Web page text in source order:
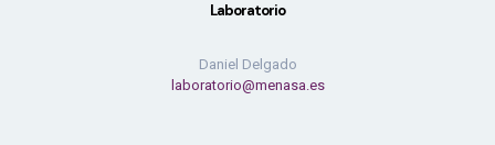
Laboratorio
Daniel Delgado
laboratorio@menasa.es